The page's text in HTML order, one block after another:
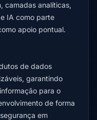
camadas analíticas,
IA como parte
apoio pontual.
de dados
garantindo
para o
de forma
em